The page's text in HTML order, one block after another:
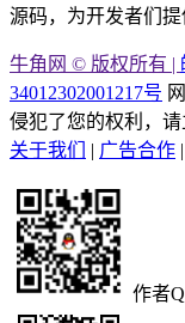
源码，为开发者们提
牛角网 © 版权所有 |
34012302001217号
侵犯了您的权利，
关于我们
| 广告合作 |
作者